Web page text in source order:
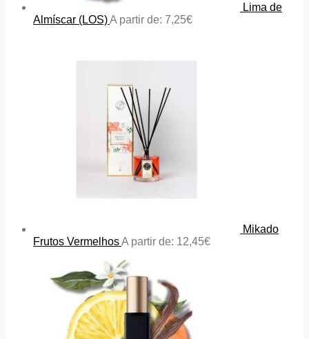
Lima de
Almíscar (LOS)A partir de: 7,25€
Mikado
Frutos VermelhosA partir de: 12,45€